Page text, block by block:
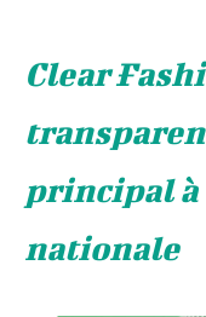
Clear
principal
nationale